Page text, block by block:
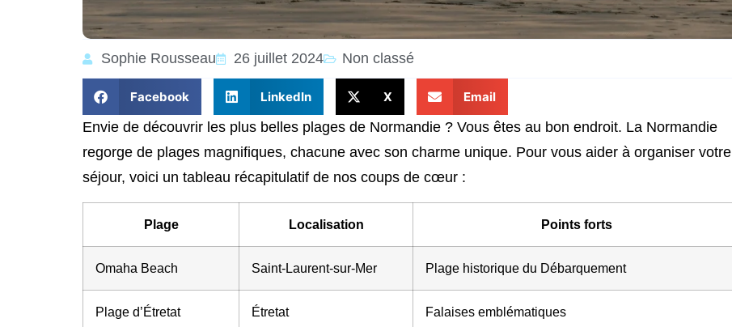
Sophie Rousseau 26 juillet 2024 Non classé
Facebook LinkedIn X Email
Envie de découvrir les plus belles plages de Normandie ? Vous êtes au bon endroit. La Normandie
regorge de plages magnifiques, chacune avec son charme unique. Pour vous aider à organiser votre
séjour, voici un tableau récapitulatif de nos coups de cœur :
Plage Localisation Points forts
Omaha Beach Saint-Laurent-sur-Mer Plage historique du Débarquement
Plage d’Étretat Étretat Falaises emblématiques